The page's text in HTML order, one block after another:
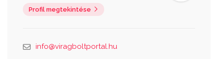
Profil megtekintése
info@viragboltportal.hu